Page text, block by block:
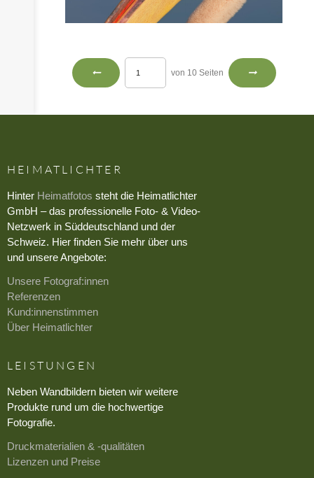
von 10 Seiten
HEIMATLICHTER
Hinter Heimatfotos steht die Heimatlichter
GmbH – das professionelle Foto- & Video-
Netzwerk in Süddeutschland und der
Schweiz. Hier finden Sie mehr über uns
und unsere Angebote:
Unsere Fotograf:innen
Referenzen
Kund:innenstimmen
Über Heimatlichter
LEISTUNGEN
Neben Wandbildern bieten wir weitere
Produkte rund um die hochwertige
Fotografie.
Druckmaterialien & -qualitäten
Lizenzen und Preise